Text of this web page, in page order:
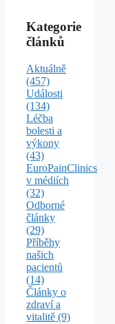
Kategorie
článků
Aktuálně
(457)
Události
(134)
Léčba
bolesti a
výkony
(43)
EuroPainClinics
v médiích
(32)
Odborné
články
(29)
Příběhy
našich
pacientů
(14)
Články o
zdraví a
vitalitě (9)